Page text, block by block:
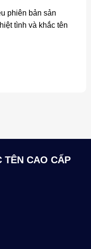
phiên bản sản
tình và khắc tên
TÊN CAO CẤP